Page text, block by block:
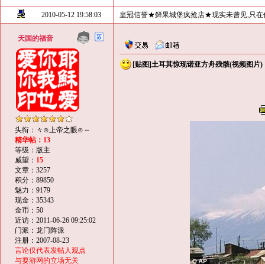
2010-05-12 19:58:03 皇冠信誉★鲜果城堡疯抢店★现实未曾见,只在
天国的福音
头衔：々⊙上帝之眼⊙～
精华帖：13
等级：版主
威望： 15
文章：3257
积分：89850
魅力：9179
现金：35343
金币：50
近访：2011-06-26 09:25:02
门派：龙门阵派
注册：2007-08-23
言论仅代表发帖人观点
与耍游网的立场无关
[贴图]土耳其惊现诺亚方舟残骸(视频图片)